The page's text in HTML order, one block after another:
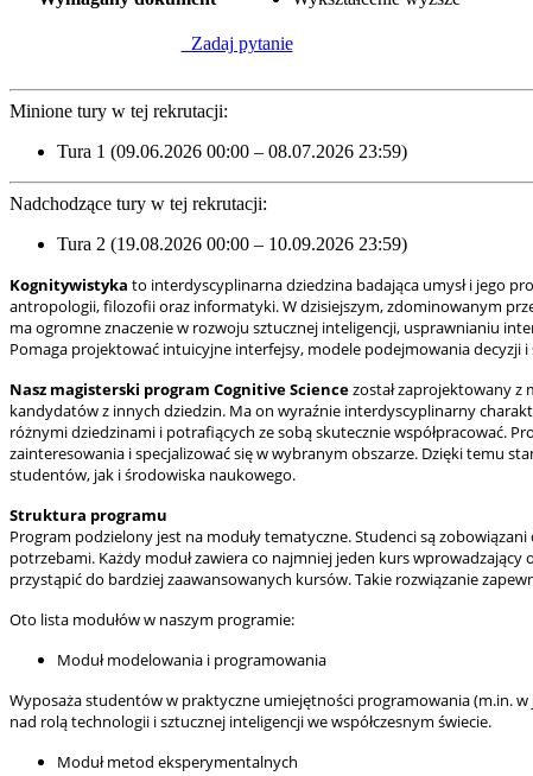
Zadaj pytanie
Minione tury w tej rekrutacji:
Tura 1 (09.06.2026 00:00 – 08.07.2026 23:59)
Nadchodzące tury w tej rekrutacji:
Tura 2 (19.08.2026 00:00 – 10.09.2026 23:59)
Kognitywistyka to interdyscyplinarna dziedzina badająca umysł i jego
antropologii, filozofii oraz informatyki. W dzisiejszym, zdominowanym
ma ogromne znaczenie w rozwoju sztucznej inteligencji, usprawnianiu
Pomaga projektować intuicyjne interfejsy, modele podejmowania decyzji
Nasz magisterski program Cognitive Sciencezostał zaprojektowany
kandydatów z innych dziedzin. Ma on wyraźnie interdyscyplinarny
różnymi dziedzinami i potrafiących ze sobą skutecznie współpracować.
zainteresowania i specjalizować się w wybranym obszarze. Dzięki temu
studentów, jak i środowiska naukowego.
Struktura programu
Program podzielony jest na moduły tematyczne. Studenci są
potrzebami. Każdy moduł zawiera co najmniej jeden kurs
przystąpić do bardziej zaawansowanych kursów. Takie rozwiązanie
Oto lista modułów w naszym programie:
Moduł modelowania i programowania
Wyposaża studentów w praktyczne umiejętności programowania (m.in.
nad rolą technologii i sztucznej inteligencji we współczesnym świecie.
Moduł metod eksperymentalnych